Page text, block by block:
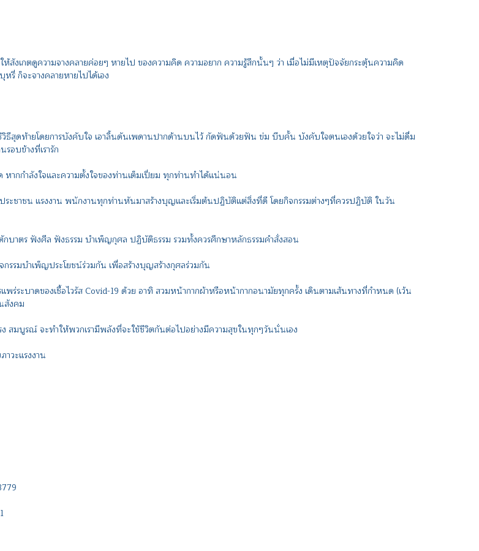
สังเกตดูความจางคลายค่อยๆ หายไป ของความคิด ความอยาก ความรู้สึกนั้นๆ ว่า เมื่อไม่มีเหตุปัจจัยกระตุ้นความคิด
รี่ ก็จะจางคลายหายไปได้เอง
ธีสุดท้ายโดยการบังคับใจ เอาลิ้นดันเพดานปากด้านบนไว้ กัดฟันด้วยฟัน ข่ม บีบคั้น บังคับใจตนเองด้วยใจว่า จะไม่ดื่ม
อบข้างที่เรารัก
หากกำลังใจและความตั้งใจของท่านเต็มเปี่ยม ทุกท่านทำได้แน่นอน
ประชาชน แรงงาน พนักงานทุกท่านหันมาสร้างบุญและเริ่มต้นปฏิบัติแต่สิ่งที่ดี โดยกิจกรรมต่างๆที่ควรปฏิบัติ ในวัน
าตร ฟังศีล ฟังธรรม บำเพ็ญกุศล ปฏิบัติธรรม รวมทั้งควรศึกษาหลักธรรมคำสั่งสอน
รรมบำเพ็ญประโยชน์ร่วมกัน เพื่อสร้างบุญสร้างกุศลร่วมกัน
ะบาดของเชื้อไวรัส Covid-19 ด้วย อาทิ สวมหน้ากากผ้าหรือหน้ากากอนามัยทุกครั้ง เดินตามเส้นทางที่กำหนด (เว้น
สังคม
สมบูรณ์ จะทำให้พวกเรามีพลังที่จะใช้ชีวิตกันต่อไปอย่างมีความสุขในทุกๆวันนั่นเอง
าวะแรงงาน